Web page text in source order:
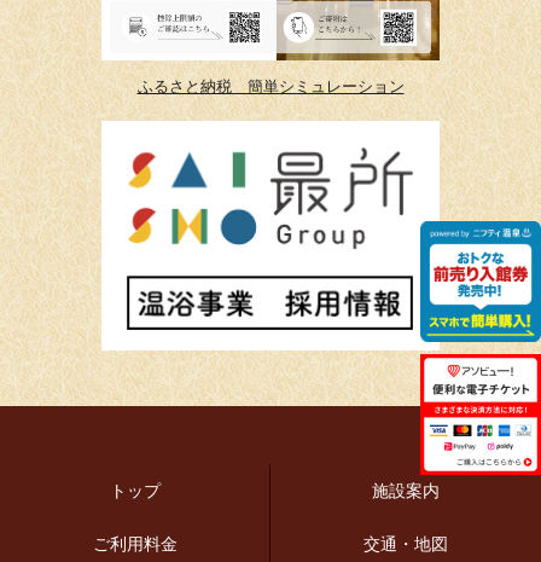
ふるさと納税 簡単シミュレーション
トップ 施設案内
ご利用料金 交通・地図